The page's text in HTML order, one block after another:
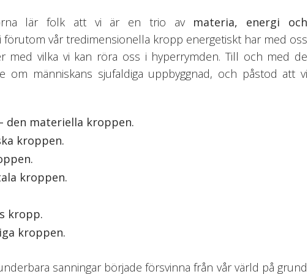
lär folk att vi är en trio av materia, energi och
förutom vår tredimensionella kropp energetiskt har med oss
med vilka vi kan röra oss i hyperrymden. Till och med de
om människans sjufaldiga uppbyggnad, och påstod att vi
den materiella kroppen.
kroppen.
.
kroppen.
kropp.
kroppen.
sanningar började försvinna från vår värld på grund